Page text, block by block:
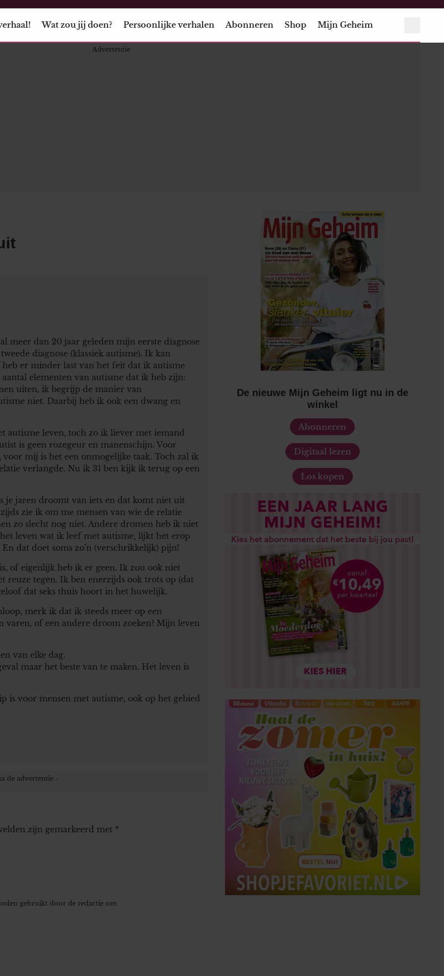
Wat zou jij doen? Persoonlijke verhalen Abonneren Shop Mijn Geheim
meer dan 20 jaar geleden mijn eerste diagnose
diagnose (klassiek autisme). Ik kan
er minder last van het feit dat ik autisme
elementen van autisme dat ik heb zijn:
uiten, ik begrijp de manier van
niet. Daarbij heb ik ook een dwang en
autisme leven, toch zo ik liever met iemand
is geen rozegeur en manenschijn. Voor
mij is het een onmogelijke taak. Toch zal ik
verlangde. Nu ik 31 ben kijk ik terug op een
je jaren droomt van iets en dat komt niet uit
zie ik om me mensen van wie de relatie
zo slecht nog niet. Andere dromen heb ik niet
leven wat ik leef met autisme, lijkt het erop
dat doet soms zo’n (verschrikkelijk) pijn!
of eigenlijk heb ik er geen. Ik zou ook niet
tegen. Ik ben enerzijds ook trots op (dat
dat seks thuis hoort in het huwelijk.
merk ik dat ik steeds meer op een
of een andere droom zoeken? Mijn leven
van elke dag.
maar het beste van te maken. Het leven is
voor mensen met autisme, ook op het gebied
zijn gemarkeerd met *
gebruikt door de redactie om
De nieuwe Mijn Geheim ligt nu in de
winkel
Abonneren
Digitaal lezen
Los kopen